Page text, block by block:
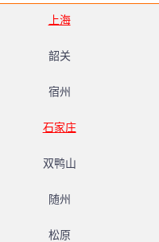
上海
韶关
宿州
石家庄
双鸭山
随州
松原